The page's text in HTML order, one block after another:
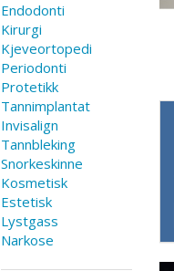
Endodonti
Kirurgi
Kjeveortopedi
Periodonti
Protetikk
Tannimplantat
Invisalign
Tannbleking
Snorkeskinne
Kosmetisk
Estetisk
Lystgass
Narkose